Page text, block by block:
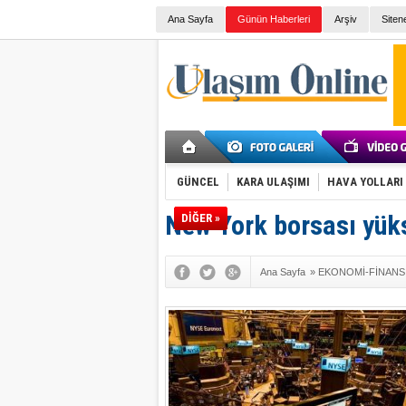
Ana Sayfa Günün Haberleri Arşiv
GÜNCEL KARA ULAŞIMI HAVA YOLLARI
DİĞER »
New York borsası
Ana Sayfa » EKONOMİ-FİNANS